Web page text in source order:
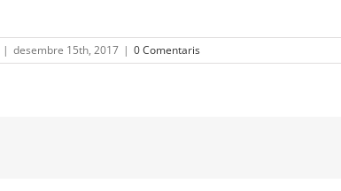
| desembre 15th, 2017 | 0 Comentaris